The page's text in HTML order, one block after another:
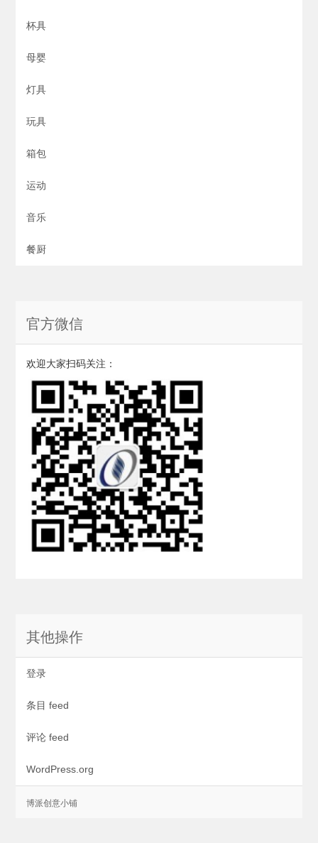
杯具
母婴
灯具
玩具
箱包
运动
音乐
餐厨
官方微信
欢迎大家扫码关注：
其他操作
登录
条目 feed
评论 feed
WordPress.org